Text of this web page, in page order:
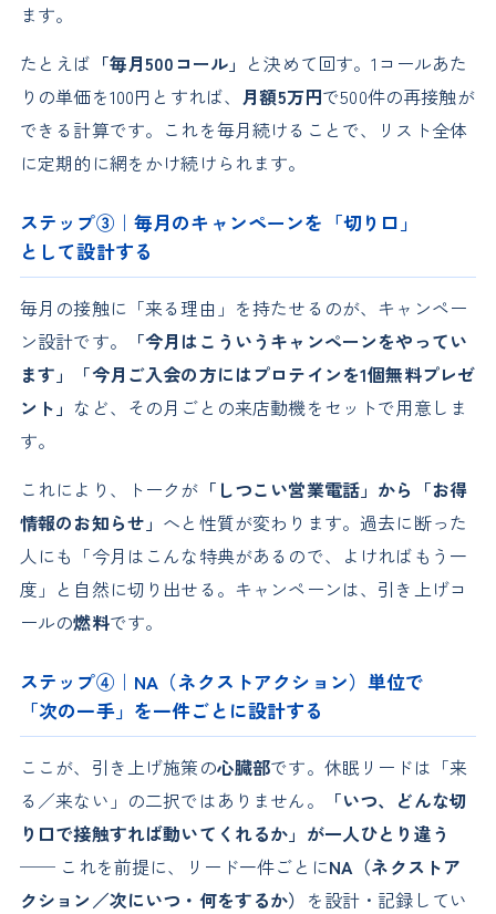
ます。
たとえば 「毎月500コール」 と決めて回す。1コールあた
りの単価を100円とすれば、 月額5万円で500件の再接触が
できる計算です。これを毎月続けることで、リスト全体
に定期的に網をかけ続けられます。
ステップ③｜毎月のキャンペーンを「切り口」
として設計する
毎月の接触に「来る理由」を持たせるのが、キャンペー
ン設計です。
「今月はこういうキャンペーンをやってい
ます」「今月ご入会の方にはプロテインを1個無料プレゼ
ント」 など、その月ごとの来店動機をセットで用意しま
す。
これにより、トークが 「しつこい営業電話」から「お得
情報のお知らせ」 へと性質が変わります。過去に断った
人にも「今月はこんな特典があるので、よければもう一
度」と自然に切り出せる。キャンペーンは、引き上げコ
ールの燃料です。
ステップ④｜NA（ネクストアクション）単位で
「次の一手」を一件ごとに設計する
ここが、引き上げ施策の心臓部です。休眠リードは「来
る／来ない」の二択ではありません。
「いつ、どんな切
り口で接触すれば動いてくれるか」が一人ひとり違う
── これを前提に、リード一件ごとにNA（ネクストア
クション／次にいつ・何をするか） を設計・記録してい